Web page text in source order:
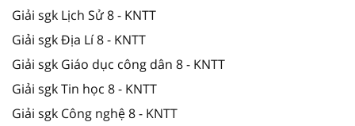
Giải sgk Lịch Sử 8 - KNTT
Giải sgk Địa Lí 8 - KNTT
Giải sgk Giáo dục công dân 8 - KNTT
Giải sgk Tin học 8 - KNTT
Giải sgk Công nghệ 8 - KNTT